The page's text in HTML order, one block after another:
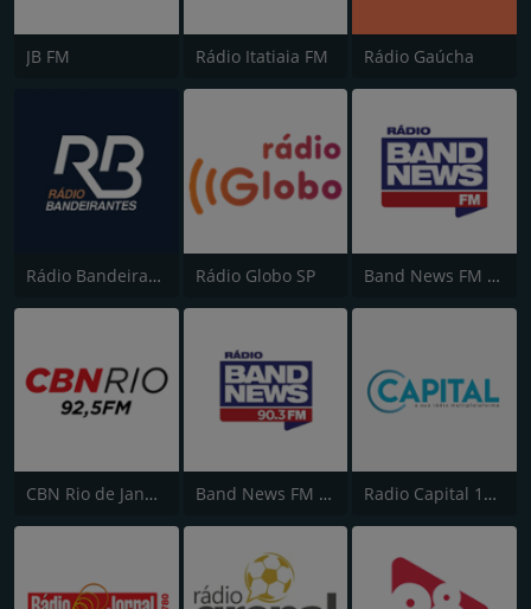
JB FM Rádio Itatiaia FM Rádio Gaúcha
Rádio Bandeirantes Rádio Globo SP Band News FM - 96.9 SP
CBN Rio de Janeiro Band News FM - RJ Radio Capital 1040 AM